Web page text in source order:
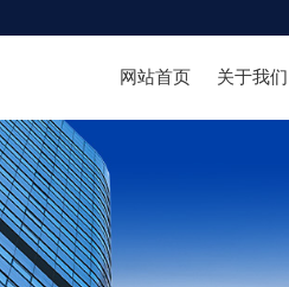
网站首页 关于我们